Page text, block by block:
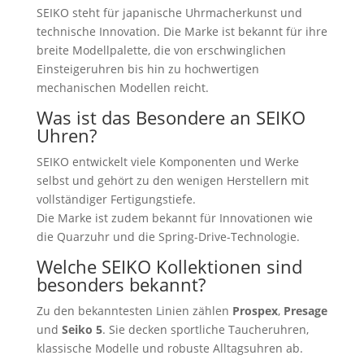
SEIKO steht für japanische Uhrmacherkunst und
technische Innovation. Die Marke ist bekannt für ihre
breite Modellpalette, die von erschwinglichen
Einsteigeruhren bis hin zu hochwertigen
mechanischen Modellen reicht.
Was ist das Besondere an SEIKO
Uhren?
SEIKO entwickelt viele Komponenten und Werke
selbst und gehört zu den wenigen Herstellern mit
vollständiger Fertigungstiefe.
Die Marke ist zudem bekannt für Innovationen wie
die Quarzuhr und die Spring-Drive-Technologie.
Welche SEIKO Kollektionen sind
besonders bekannt?
Zu den bekanntesten Linien zählen Prospex, Presage
und Seiko 5. Sie decken sportliche Taucheruhren,
klassische Modelle und robuste Alltagsuhren ab.